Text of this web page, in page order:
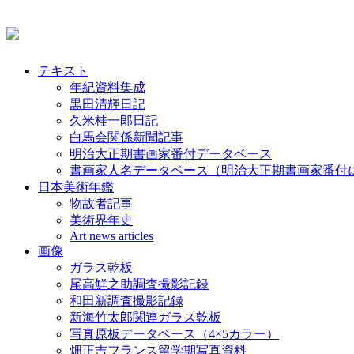
テキスト
年紀資料集成
黒田清輝日記
久米桂一郎日記
白馬会関係新聞記事
明治大正期書画家番付データベース
書画家人名データベース（明治大正期書画家番付
日本美術年鑑
物故者記事
美術界年史
Art news articles
画像
ガラス乾板
尾高鮮之助調査撮影記録
和田新調査撮影記録
新海竹太郎関連ガラス乾板
写真原板データベース（4×5カラー）
畑正吉フランス留学期写真資料